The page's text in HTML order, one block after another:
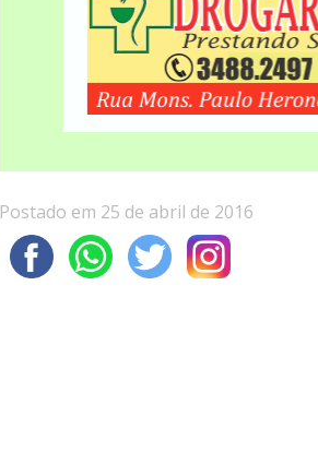
Postado em 25 de abril de 2016